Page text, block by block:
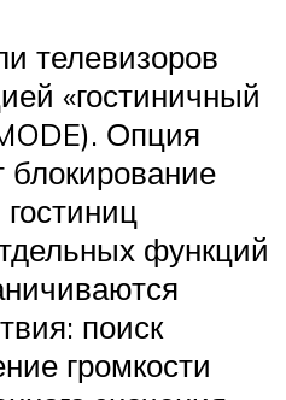
телевизоров
«гостиничный
Опция
блокирование
функций
поиск
громкости